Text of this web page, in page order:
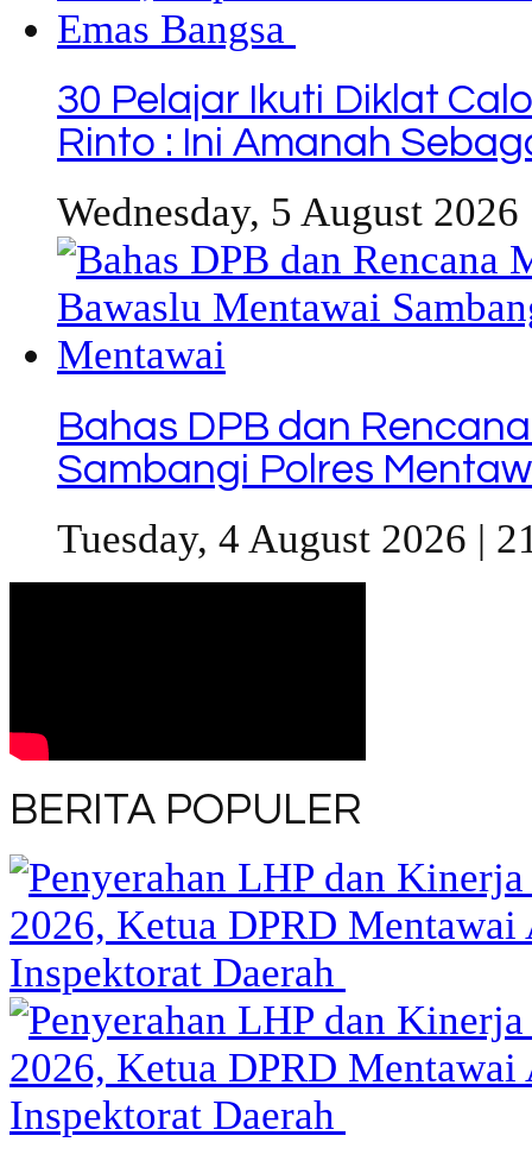
30 Pelajar Ikuti Diklat
Rinto : Ini Amanah
Wednesday, 5 August 2026
Bahas DPB dan
Sambangi Polres
Tuesday, 4 August 2026 |
BERITA POPULER